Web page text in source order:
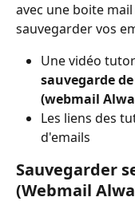
avec une boite
sauvegarder vos
Une vidéo
sauvegarde
(webmail
Les liens des
d'emails
Sauvegarder
(Webmail